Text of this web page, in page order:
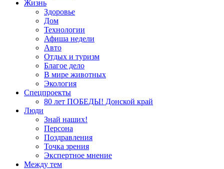
Жизнь
Здоровье
Дом
Технологии
Афиша недели
Авто
Отдых и туризм
Благое дело
В мире животных
Экология
Спецпроекты
80 лет ПОБЕДЫ! Донской край
Люди
Знай наших!
Персона
Поздравления
Точка зрения
Экспертное мнение
Между тем